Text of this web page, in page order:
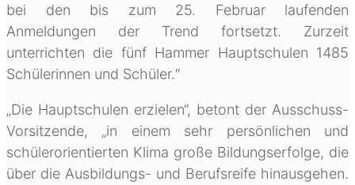
bei den bis zum 25. Februar laufenden
Anmeldungen der Trend fortsetzt. Zurzeit
unterrichten die fünf Hammer Hauptschulen 1485
Schülerinnen und Schüler.“
„Die Hauptschulen erzielen“, betont der Ausschuss-
Vorsitzende, „in einem sehr persönlichen und
schülerorientierten Klima große Bildungserfolge, die
über die Ausbildungs- und Berufsreife hinausgehen.